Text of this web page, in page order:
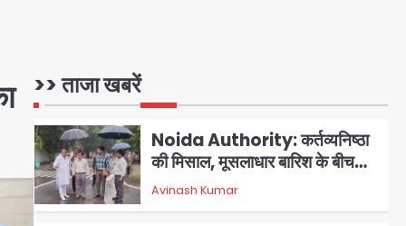
>> ताजा खबरें
1
24 घंटे ऑनलाइन डॉक्टर परामर्श
2
Noida Authority: कर्तव्यनिष्ठा
की मिसाल, मूसलाधार बारिश के बीच
नोएडा प्राधिकरण ने संभाला मोर्चा,
सेक्टर 105 आरडब्ल्यूए ने जताया
Avinash Kumar